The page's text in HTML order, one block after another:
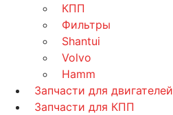
КПП
Фильтры
Shantui
Volvo
Hamm
Запчасти для двигателей
Запчасти для КПП